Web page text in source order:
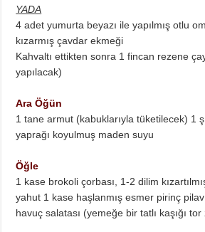
YADA
4 adet yumurta beyazı ile yapılmış otlu
kızarmış çavdar ekmeği
Kahvaltı ettikten sonra 1 fincan rezene
yapılacak)
Ara Öğün
1 tane armut (kabuklarıyla tüketilecek) 1
yaprağı koyulmuş maden suyu
Öğle
1 kase brokoli çorbası, 1-2 dilim
yahut 1 kase haşlanmış esmer pirinç
havuç salatası (yemeğe bir tatlı kaşığı